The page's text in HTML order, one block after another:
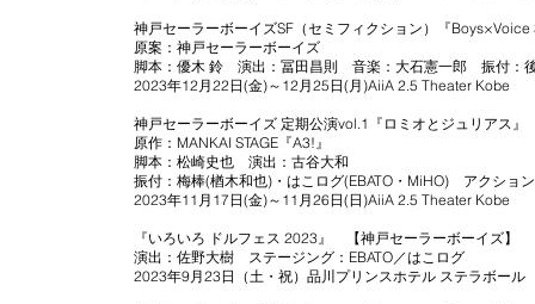
神戸セーラーボーイズSF（セミフィクション）『Boys×Voice
原案：神戸セーラーボーイズ
脚本：優木 鈴 演出：冨田昌則 音楽：大石憲一郎 振付：
2023年12月22日(金)～12月25日(月)AiiA 2.5 Theater Kobe
神戸セーラーボーイズ 定期公演vol.1『ロミオとジュリアス
原作：MANKAI STAGE『A3!』
脚本：松崎史也 演出：古谷大和
振付：梅棒(楢木和也)・はこログ(EBATO・MiHO) アクショ
2023年11月17日(金)～11月26日(日)AiiA 2.5 Theater Kobe
『いろいろ ドルフェス 2023』 【神戸セーラーボーイズ】
演出：佐野大樹 ステージング：EBATO／はこログ
2023年9月23日（土・祝）品川プリンスホテル ステラボール